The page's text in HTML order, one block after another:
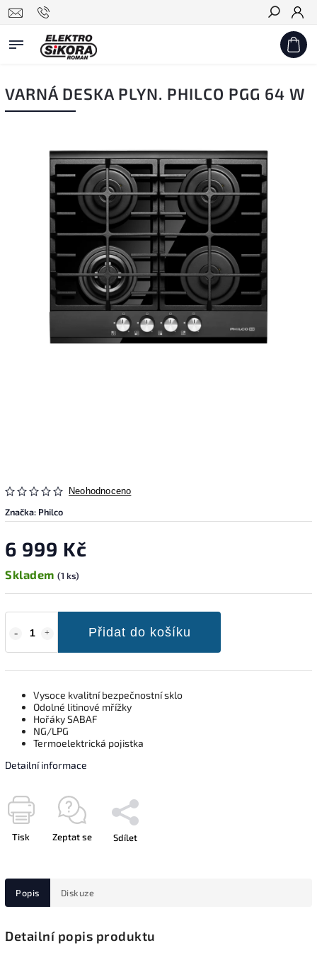
Hledat
VARNÁ DESKA PLYN. PHILCO PGG 64 W
Neohodnoceno
Značka: Philco
6 999 Kč
Skladem (1 ks)
Přidat do košíku
Vysoce kvalitní bezpečnostní sklo
Odolné litinové mřížky
Hořáky SABAF
NG/LPG
Termoelektrická pojistka
Detailní informace
Tisk Zeptat se Sdílet
Popis Diskuze
Detailní popis produktu